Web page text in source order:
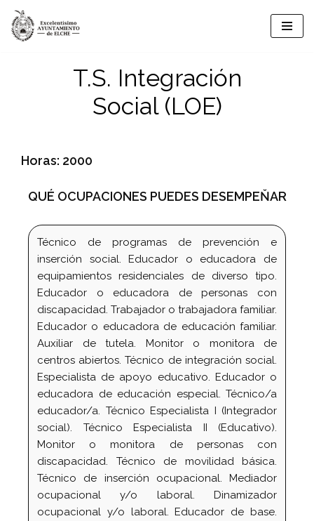
Saltar
T.S. Integración
Social (LOE)
Horas: 2000
QUÉ OCUPACIONES PUEDES DESEMPEŇAR
Técnico de programas de prevención e
inserción social. Educador o educadora de
equipamientos residenciales de diverso tipo.
Educador o educadora de personas con
discapacidad. Trabajador o trabajadora familiar.
Educador o educadora de educación familiar.
Auxiliar de tutela. Monitor o monitora de
centros abiertos. Técnico de integración social.
Especialista de apoyo educativo. Educador o
educadora de educación especial. Técnico/a
educador/a. Técnico Especialista I (Integrador
social). Técnico Especialista II (Educativo).
Monitor o monitora de personas con
discapacidad. Técnico de movilidad básica.
Técnico de inserción ocupacional. Mediador
ocupacional y/o laboral. Dinamizador
ocupacional y/o laboral. Educador de base.